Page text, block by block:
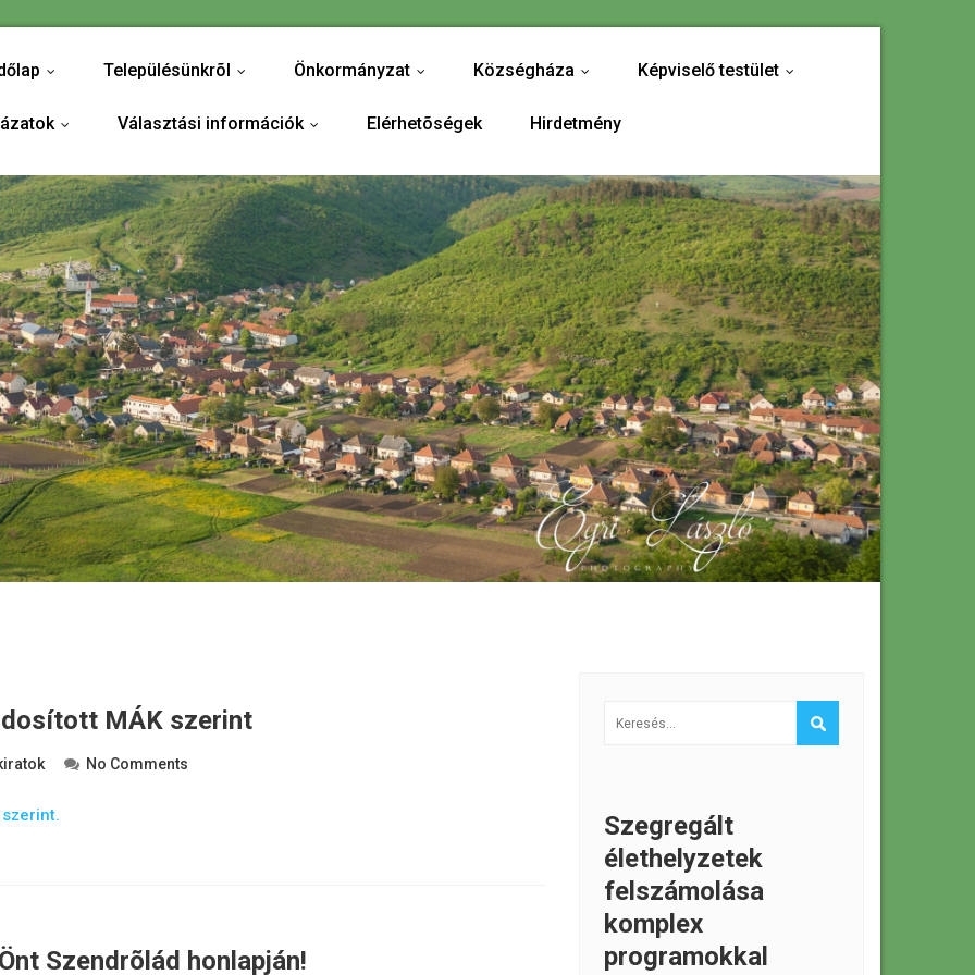
Településünkrõl Önkormányzat Községháza Képviselő testület
Választási információk Elérhetõségek Hirdetmény
MÁK szerint
No Comments
Szendrõlád honlapján!
Szegregált
élethelyzetek
felszámolása
komplex
programokkal